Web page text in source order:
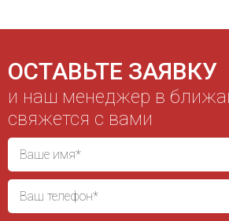
ОСТАВЬТЕ ЗАЯВКУ
и наш менеджер в
свяжется с вами